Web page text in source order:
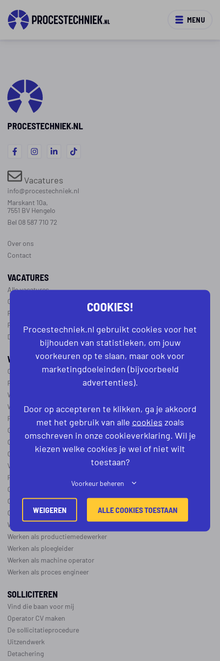
MENU
PROCESTECHNIEK.NL
Vacatures
info@procestechniek.nl
Marskant 10a,
7551 BV Hengelo
Bel 08 587 710 72
Over ons
Contact
VACATURES
Alle vacatures
Operator vacatures
Productiemedewerker vacatures
Ploegleider vacatures
Dagdienst vacatures
WERKEN IN DE PROCESTECHNIEK
Over de procestechniek
Ploegendienst
Wat is een procesoperator
Werken als procesoperator
Procesoperator in de
chemie, voedingsindustrie, farmacie
Operator A
Operator B
Operator C
Verschil operator A, B en C
Procesoperator salaris
Operator opleidingen
–vapro
Over de maakindustrie
Over de procesindustrie
Werken als monteur
Werken als productiemedewerker
Werken als ploegleider
Werken als machine operator
Werken als proces engineer
SOLLICITEREN
Vind die baan voor mij
Operator CV maken
De sollicitatieprocedure
Uitzendwerk
Detachering
COOKIES!
Procestechniek.nl gebruikt cookies voor het
bijhouden van statistieken, om jouw
voorkeuren op te slaan, maar ook voor
marketingdoeleinden (bijvoorbeeld
advertenties).
Door op accepteren te klikken, ga je akkoord
met het gebruik van alle cookies zoals
omschreven in onze cookieverklaring. Wil je
kiezen welke cookies je wel of niet wilt
toestaan?
Voorkeur beheren
WEIGEREN ALLE COOKIES TOESTAAN